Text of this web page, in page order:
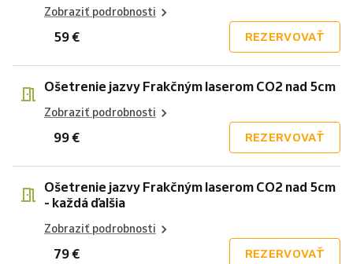
Zobraziť podrobnosti
59 € REZERVOVAŤ
Ošetrenie jazvy Frakčným laserom CO2 nad 5cm
Zobraziť podrobnosti
99 € REZERVOVAŤ
Ošetrenie jazvy Frakčným laserom CO2 nad 5cm
- každá ďalšia
Zobraziť podrobnosti
79 € REZERVOVAŤ